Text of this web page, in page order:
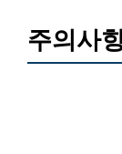
주의사